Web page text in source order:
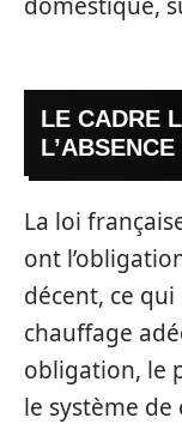
LE CADRE
La loi
ont
décent, ce
chauffage
obligation, le
le système